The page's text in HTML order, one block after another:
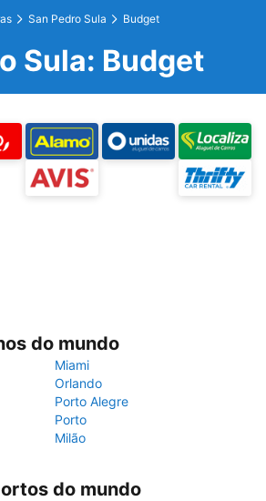
San Pedro Sula Budget
Sula: Budget
do mundo
Miami
Orlando
Porto Alegre
Porto
Milão
do mundo